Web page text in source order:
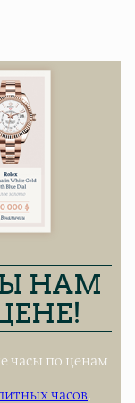
НАМ
часы по ценам
часов,